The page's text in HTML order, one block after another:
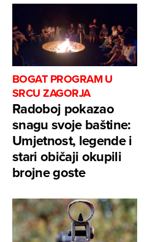
BOGAT PROGRAM U
SRCU ZAGORJA
Radoboj pokazao
snagu svoje baštine:
Umjetnost, legende i
stari običaji okupili
brojne goste